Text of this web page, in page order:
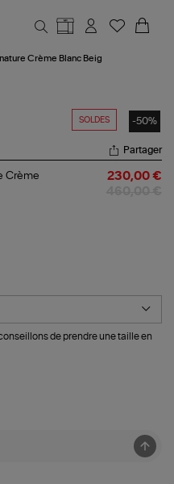
Crème Blanc Beig
SOLDES -50%
Partager
Crème
230,00 €
de prendre une taille en